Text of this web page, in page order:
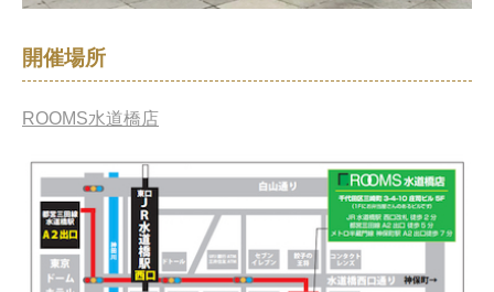
開催場所
ROOMS水道橋店